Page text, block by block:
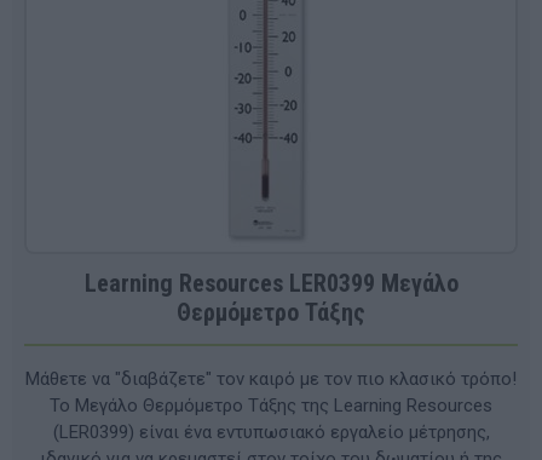
Learning Resources LΕR0399 Μεγάλο
Θερμόμετρο Τάξης
Μάθετε να "διαβάζετε" τον καιρό με τον πιο κλασικό τρόπο!
Το Μεγάλο Θερμόμετρο Τάξης της Learning Resources
(LΕR0399) είναι ένα εντυπωσιακό εργαλείο μέτρησης,